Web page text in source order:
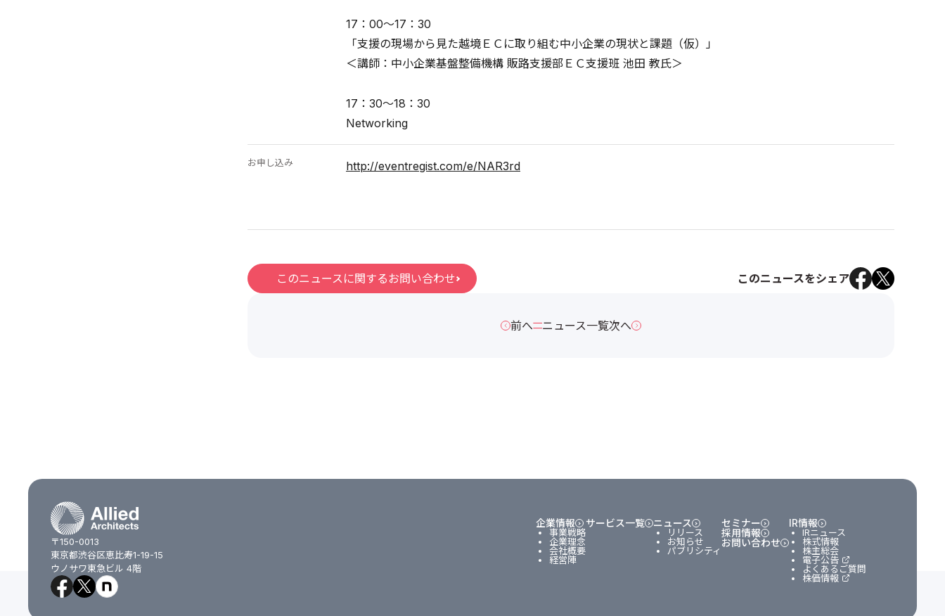
17：00～17：30
「支援の現場から見た越境ＥＣに取り組む中小企業の現状と課題（仮）」
＜講師：中小企業基盤整備機構 販路支援部ＥＣ支援班 池田 教氏＞
17：30～18：30
Networking
お申し込み http://eventregist.com/e/NAR3rd
このニュースに関するお問い合わせ このニュースをシェア
前へ ニュース一覧次へ
〒150-0013
東京都渋谷区恵比寿1-19-15
ウノサワ東急ビル 4階
企業情報
事業戦略
企業理念
会社概要
経営陣
サービス一覧 ニュース
リリース
お知らせ
パブリシティ
セミナー
採用情報
お問い合わせ
IR情報
IRニュース
株式情報
株主総会
電子公告
よくあるご質問
株価情報